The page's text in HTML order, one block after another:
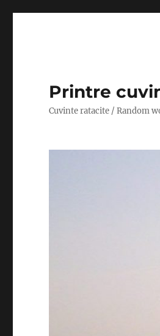
Printre
Cuvinte ratacite / Random